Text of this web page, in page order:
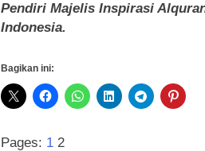
Pendiri Majelis Inspirasi
Indonesia.
Bagikan ini:
Pages: 1 2